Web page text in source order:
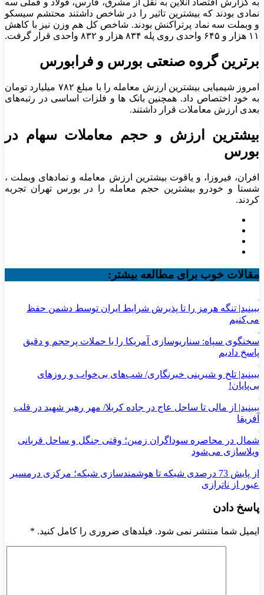
به گزارش اقتصاد آنلاین به نقل از مشرق، فارس، فولاد و فملی سه
نمادی بودند که بیشترین تاثیر را در شاخص داشتند محتشم سیسکو
و وبملت سه نماد پرتراکنش بودند. شاخص کل هم وزن نیز با کاهش
۱۱ هزار و ۶۴۵ واحدی روی پله ۸۳۴ هزار و ۸۳۲ واحدی قرار گرفت.
برترین گروه صنعتی بورس و فرابورس
امروز شیمیایی بیشترین ارزش معامله را با مبلغ ۷۸۲ میلیارد تومان
به خود اختصاص داد. همچنین بانک ها و فلزات اساسی در رتبه‌های
بعدی ارزش معاملات قرار داشتند.
بیشترین ارزش و حجم معاملات سهام در
بورس
افران، فیروزا، و یاقوت بیشترین ارزش معامله و نمادهای وبملت ،
شستا و خودرو بیشترین حجم معامله را در بورس تهران تجربه
کردند.
مقالات خوب برای مطالعه بیشتر:
ببینید| تنگه هرمز را تا پذیرش شرایط ایران توسط دشمن حفظ
می‌کنیم
سخنگوی سپاه: سناریوسازی آمریکا را با حملات پرحجم‌‌ و دقیق‌
پاسخ دادیم
ببینید| تلخ و شیرینی خبرنگاری/‌ شب‌های بی‌خواب و روزهای
بی‌پایان!
ببینید| از مالی تا ساحل عاج در جاده کربلا/ مهر رهبر شهید در قلب
آفریقا
شمال در محاصره سوداگران زمین؛ وقتی جنگل و ساحل قربانی
ویلاسازی می‌شود
از پایش 73 درصدی شبکه تا هوشمندسازی شبکه؛ مرکزی درمسیر
عبور از ناترازی
پاسخ دادن
ایمیل شما منتشر نمی شود. فیلدهای ضروری را کامل کنید. *